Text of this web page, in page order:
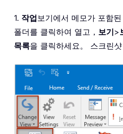
1. 작업보기에서 메모가 포함
폴더를 클릭하여 열고， 보기>
목록을 클릭하세요。 스크린샷